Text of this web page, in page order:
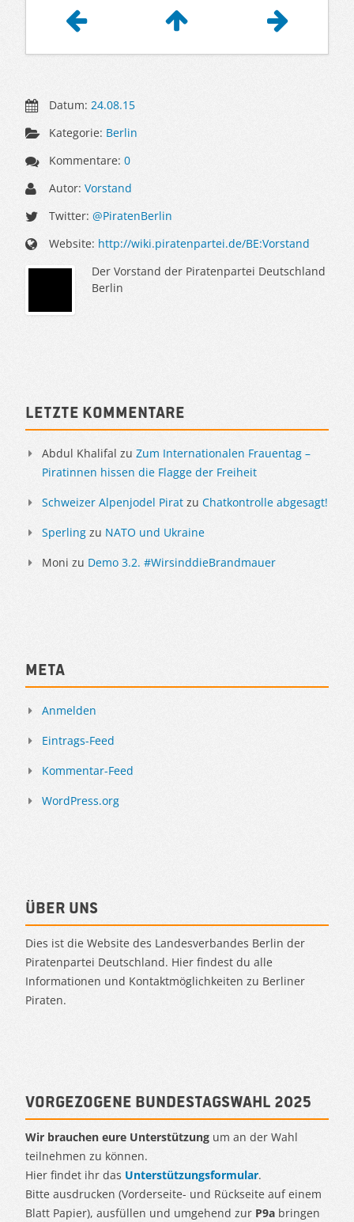
Datum:24.08.15
Kategorie: Berlin
Kommentare:0
Autor:Vorstand
Twitter:@PiratenBerlin
Website: http://wiki.piratenpartei.de/BE:Vorstand
Der Vorstand der Piratenpartei Deutschland
Berlin
Sidebar
Letzte Kommentare
Abdul Khalifal zu Zum Internationalen Frauentag –
Piratinnen hissen die Flagge der Freiheit
Schweizer Alpenjodel Pirat zu Chatkontrolle abgesagt!
Sperling zu NATO und Ukraine
Moni zu Demo 3.2. #WirsinddieBrandmauer
Meta
Anmelden
Eintrags-Feed
Kommentar-Feed
WordPress.org
Über uns
Dies ist die Website des Landesverbandes Berlin der
Piratenpartei Deutschland. Hier findest du alle
Informationen und Kontaktmöglichkeiten zu Berliner
Piraten.
Vorgezogene Bundestagswahl 2025
Wir brauchen eure Unterstützung um an der Wahl
teilnehmen zu können.
Hier findet ihr das Unterstützungsformular.
Bitte ausdrucken (Vorderseite- und Rückseite auf einem
Blatt Papier), ausfüllen und umgehend zur P9a bringen